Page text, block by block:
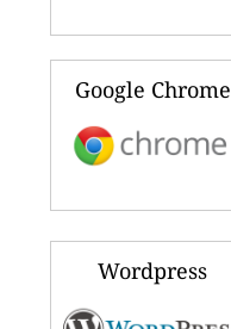
Google Chrome
Wordpress